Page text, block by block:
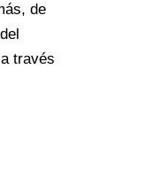
de
través